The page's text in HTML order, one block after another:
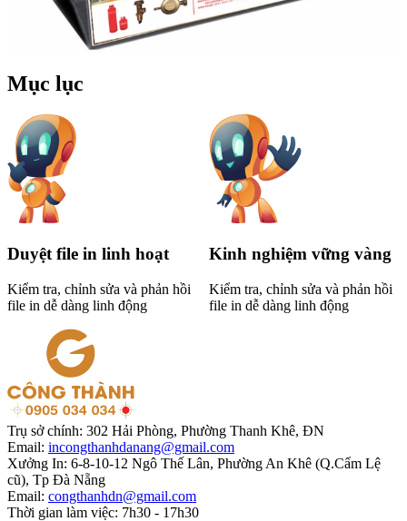
Mục lục
Duyệt file in linh hoạt
Kiểm tra, chỉnh sửa và phản hồi
file in dễ dàng linh động
Kinh nghiệm vững vàng
Kiểm tra, chỉnh sửa và phản hồi
file in dễ dàng linh động
Trụ sở chính: 302 Hải Phòng, Phường Thanh Khê, ĐN
Email: incongthanhdanang@gmail.com
Xưởng In: 6-8-10-12 Ngô Thế Lân, Phường An Khê (Q.Cẩm Lệ
cũ), Tp Đà Nẵng
Email: congthanhdn@gmail.com
Thời gian làm việc: 7h30 - 17h30